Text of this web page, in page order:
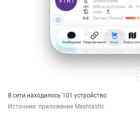
В сети находилось 101 устройство
Источник: приложение Meshtastic